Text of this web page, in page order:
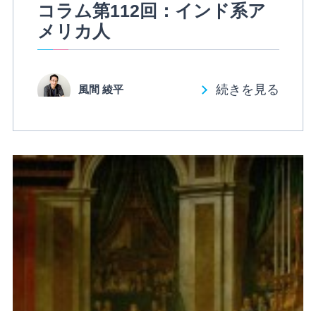
コラム第112回：インド系ア
メリカ人
風間 綾平 続きを見る